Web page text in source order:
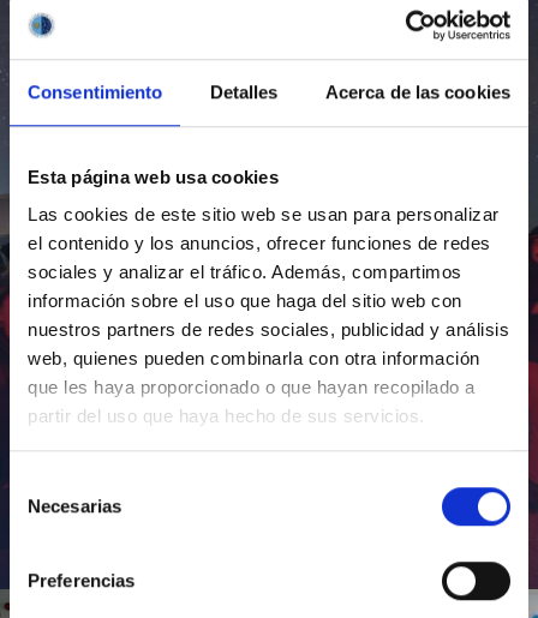
Consentimiento Detalles Acerca de las cookies
Esta página web usa cookies
Las cookies de este sitio web se usan para personalizar
el contenido y los anuncios, ofrecer funciones de redes
sociales y analizar el tráfico. Además, compartimos
información sobre el uso que haga del sitio web con
nuestros partners de redes sociales, publicidad y análisis
web, quienes pueden combinarla con otra información
que les haya proporcionado o que hayan recopilado a
partir del uso que haya hecho de sus servicios.
Necesarias
Preferencias